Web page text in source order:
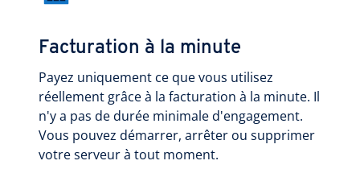
Facturation à la minute
Payez uniquement ce que vous utilisez
réellement grâce à la facturation à la minute. Il
n'y a pas de durée minimale d'engagement.
Vous pouvez démarrer, arrêter ou supprimer
votre serveur à tout moment.